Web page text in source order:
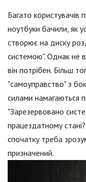
Багато користувачів
ноутбуки бачили, як
створює на диску
системою". Однак не
він потрібен. Більш
"самоуправство" з
силами намагаються
"Зарезервовано
працездатному
спочатку треба
призначений.